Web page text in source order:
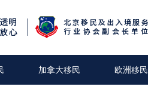
加拿大移民 欧洲移民